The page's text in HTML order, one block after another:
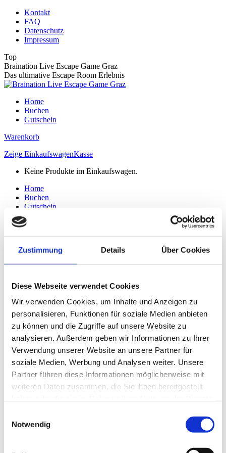
Zustimmung Details Über Cookies
Diese Webseite verwendet Cookies
Wir verwenden Cookies, um Inhalte und Anzeigen zu
personalisieren, Funktionen für soziale Medien anbieten
zu können und die Zugriffe auf unsere Website zu
analysieren. Außerdem geben wir Informationen zu Ihrer
Verwendung unserer Website an unsere Partner für
soziale Medien, Werbung und Analysen weiter. Unsere
Partner führen diese Informationen möglicherweise mit
weiteren Daten zusammen, die Sie ihnen bereitgestellt
Notwendig
Zum
Inhalt
springen
Kontakt
FAQ
Datenschutz
Impressum
Top
Braination Live Escape Game Graz
Das ultimative Escape Room Erlebnis
Home
Buchen
Gutschein
Warenkorb
Zeige EinkaufswagenKasse
Keine Produkte im Einkaufswagen.
Home
Buchen
Gutschein
Schlagwort-Archive:heiss